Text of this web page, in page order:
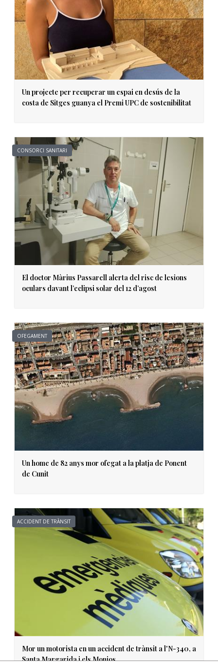
Un projecte per recuperar un espai en desús de la
costa de Sitges guanya el Premi UPC de sostenibilitat
CONSORCI SANITARI
El doctor Màrius Passarell alerta del risc de lesions
oculars davant l’eclipsi solar del 12 d’agost
OFEGAMENT
Un home de 82 anys mor ofegat a la platja de Ponent
de Cunit
ACCIDENT DE TRÀNSIT
Mor un motorista en un accident de trànsit a l'N-340, a
Santa Margarida i els Monjos